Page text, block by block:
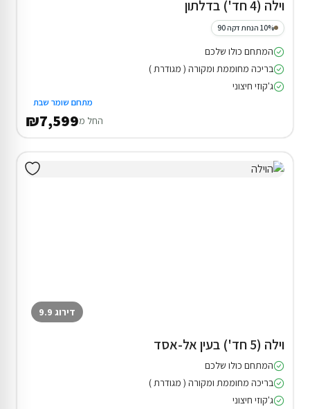
וילה (4 חד') בדלתון
10% הנחת דקה 90
המתחם כולו שלכם
בריכה מחוממת ומקורה ( מגודרת )
ג'קוזי חיצוני
מתחם שומר שבת
החל מ₪7,599
דירוג 9.9
וילה (5 חד') בעין אל-אסד
המתחם כולו שלכם
בריכה מחוממת ומקורה ( מגודרת )
ג'קוזי חיצוני